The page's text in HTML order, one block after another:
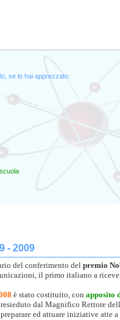
se lo hai apprezzato.
scuola
- 2009
del conferimento delpremio
il primo italiano a
è stato costituito, con apposito
dal Magnifico Rettore
ed attuare iniziative atte a